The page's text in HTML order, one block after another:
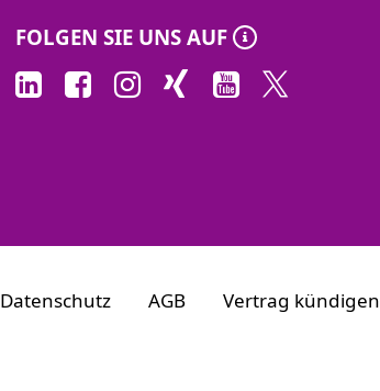
FOLGEN SIE UNS AUF
Datenschutz AGB Vertrag kündigen